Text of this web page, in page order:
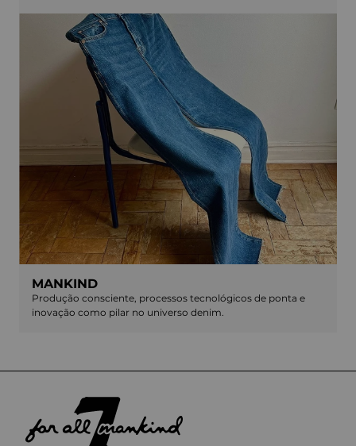
MANKIND
Produção consciente, processos tecnológicos de ponta e
inovação como pilar no universo denim.